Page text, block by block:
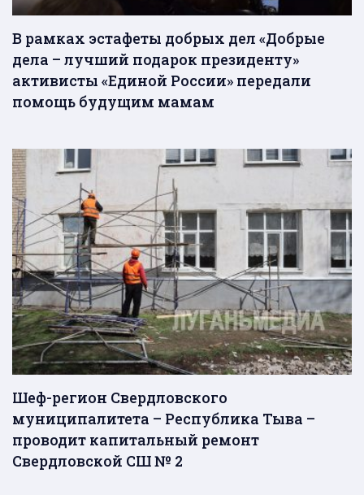
В рамках эстафеты добрых дел «Добрые
дела – лучший подарок президенту»
активисты «Единой России» передали
помощь будущим мамам
Шеф-регион Свердловского
муниципалитета – Республика Тыва –
проводит капитальный ремонт
Свердловской СШ № 2